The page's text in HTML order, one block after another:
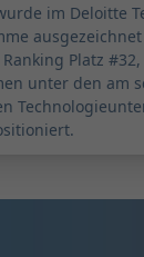
im Deloitte
Platz
unter den am